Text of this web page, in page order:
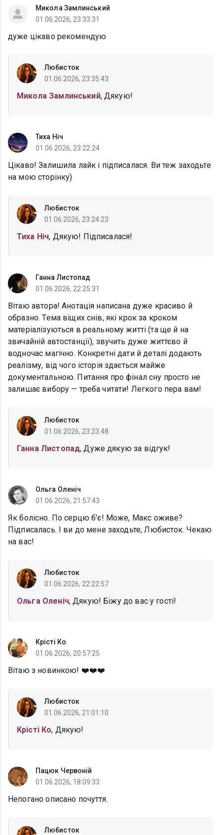
Микола Замлинський
01.06.2026, 23:33:31
дуже цікаво рекомендую
Любисток
01.06.2026, 23:35:43
Микола Замлинський, Дякую!
Тиха Ніч
01.06.2026, 23:22:24
Цікаво! Залишила лайк і підписалася. Ви теж заходьте
на мою сторінку)
Любисток
01.06.2026, 23:24:23
Тиха Ніч, Дякую! Підписалася!
Ганна Листопад
01.06.2026, 22:25:31
Вітаю автора! Анотація написана дуже красиво й
образно. Тема віщих снів, які крок за кроком
матеріалізуються в реальному житті (та ще й на
звичайній автостанції), звучить дуже життєво й
водночас магічно. Конкретні дати й деталі додають
реалізму, від чого історія здається майже
документальною. Питання про фінал сну просто не
залишає вибору — треба читати! Легкого пера вам!
Любисток
01.06.2026, 23:23:48
Ганна Листопад, Дуже дякую за відгук!
Ольга Оленіч
01.06.2026, 21:57:43
Як болісно. По серцю б'є! Може, Макс оживе?
Підписалась. І ви до мене заходьте, Любисток. Чекаю
на вас!
Любисток
01.06.2026, 22:22:57
Ольга Оленіч, Дякую! Біжу до вас у гості!
Крісті Ко
01.06.2026, 20:57:25
Вітаю з новинкою! ❤️❤️❤️
Любисток
01.06.2026, 21:01:10
Крісті Ко, Дякую!
Пацюк Червоній
01.06.2026, 18:09:33
Непогано описано почуття.
Любисток